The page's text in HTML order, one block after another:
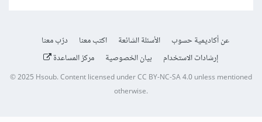
عن أكاديمية حسوب الأسئلة الشائعة اكتب معنا
درّب معنا
إرشادات الاستخدام
بيان الخصوصية مركز المساعدة
© 2025Hsoub.Content licensed underCC BY-NC-SA 4.0unless mentioned
otherwise.